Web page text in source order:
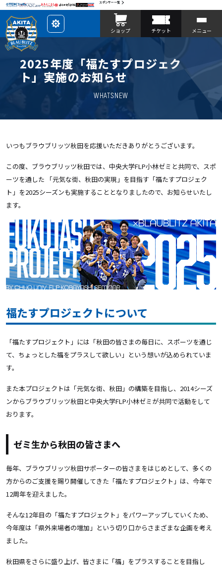
スポンサー一覧
レ
イ
ア
を
カ
ス
タ
マ
ショップ チケット メニュー
2025年度「福たすプロジェク
ト」実施のお知らせ
WHATSNEW
いつもブラウブリッツ秋田を応援いただきありがとうございます。
この度、ブラウブリッツ秋田では、中央大学FLP小林ゼミと共同で、スポ
ーツを通した 「元気な街、秋田の実現」を目指す「福たすプロジェク
ト」を2025シーズンも実施することとなりましたので、お知らせいたし
ます。
福たすプロジェクトについて
「福たすプロジェクト」には「秋田の皆さまの毎日に、スポーツを通じ
て、ちょっとした福をプラスして欲しい」という想いが込められていま
す。
また本プロジェクトは「元気な街、秋田」の構築を目指し、2014シーズ
ンからブラウブリッツ秋田と中央大学FLP小林ゼミが共同で活動をして
おります。
ゼミ生から秋田の皆さまへ
毎年、ブラウブリッツ秋田サポーターの皆さまをはじめとして、多くの
方からのご支援を賜り開催してきた「福たすプロジェクト」は、今年で
12周年を迎えました。
そんな12年目の「福たすプロジェクト」をパワーアップしていくため、
今年度は「県外来場者の増加」という切り口からさまざまな企画を考え
ました。
秋田県をさらに盛り上げ、皆さまに「福」をプラスすることを目指し